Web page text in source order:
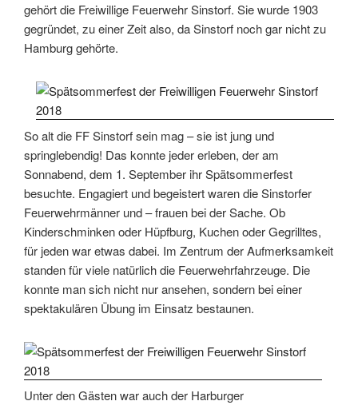
gehört die Freiwillige Feuerwehr Sinstorf. Sie wurde 1903
gegründet, zu einer Zeit also, da Sinstorf noch gar nicht zu
Hamburg gehörte.
So alt die FF Sinstorf sein mag – sie ist jung und
springlebendig! Das konnte jeder erleben, der am
Sonnabend, dem 1. September ihr Spätsommerfest
besuchte. Engagiert und begeistert waren die Sinstorfer
Feuerwehrmänner und – frauen bei der Sache. Ob
Kinderschminken oder Hüpfburg, Kuchen oder Gegrilltes,
für jeden war etwas dabei. Im Zentrum der Aufmerksamkeit
standen für viele natürlich die Feuerwehrfahrzeuge. Die
konnte man sich nicht nur ansehen, sondern bei einer
spektakulären Übung im Einsatz bestaunen.
Unter den Gästen war auch der Harburger